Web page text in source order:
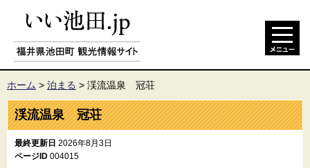
ホーム > 泊まる > 渓流温泉 冠荘
渓流温泉 冠荘
最終更新日 2026年8月3日
ページID 004015